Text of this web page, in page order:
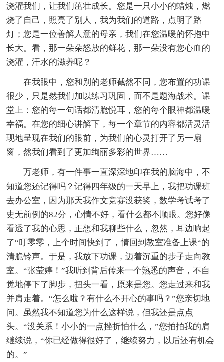
浇灌我们，让我们茁壮成长。您是一只小小的蜡烛，燃
烧了自己，照亮了别人，我为我们的道路，点明了路
灯；您是一位善解人意的母亲，我们在您温暖的怀抱中
长大。看，那一朵朵怒放的鲜花，那一朵没有您心血的
浇灌，汗水的滋养呢？
在我眼中，您和别的老师截然不同，您布置的功课
很少，只是然我们加以练习巩固，而不是题海战术。课
堂上：您的每一句话都清脆悦耳，您的每个眼神都温暖
幸福。在您的细心讲解下，每一个章节的内容都活灵活
现地呈现在我们的眼前，为我们的心灵打开了另一扇
窗，然我们看到了更加绚丽多彩的世界……
万老师，有一件事一直深深地印在我的脑海中，不
知道您还记得吗？记得四年级的一天早上，我把功课班
去办公室，因为那天我作文竞赛没获奖，数学考试考了
史无前例的82分，心情不好，看什么都不顺眼。您好像
看透了我的心思，正想和我聊些什么，忽然，耳边响起
了“叮零零，上个时间快到了，情回到教室准备上课“的
清脆铃声。于是，我放下功课，迈着沉重的步子走向教
室。“张莹婷！”我听到背后传来一个熟悉的声音，不自
觉地停下了脚步，扭头一看，原来是您。您走过来和我
并肩走着。“怎么啦？有什么不开心的事吗？”您亲切地
问。虽然我不知道您为什么这样说，但我还是点点
头。“没关系！小小的一点挫折怕什么，”您拍拍我的肩
继续说，“你已经做得很好了，继续努力，以后还有机会
的。”